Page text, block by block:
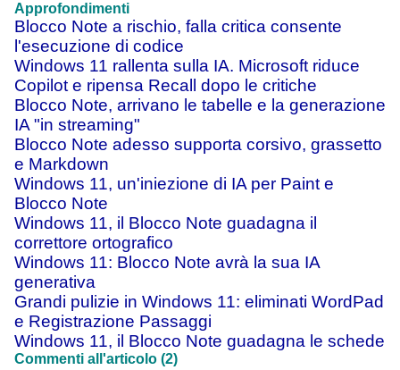
Approfondimenti
Blocco Note a rischio, falla critica consente
l'esecuzione di codice
Windows 11 rallenta sulla IA. Microsoft riduce
Copilot e ripensa Recall dopo le critiche
Blocco Note, arrivano le tabelle e la generazione
IA "in streaming"
Blocco Note adesso supporta corsivo, grassetto
e Markdown
Windows 11, un'iniezione di IA per Paint e
Blocco Note
Windows 11, il Blocco Note guadagna il
correttore ortografico
Windows 11: Blocco Note avrà la sua IA
generativa
Grandi pulizie in Windows 11: eliminati WordPad
e Registrazione Passaggi
Windows 11, il Blocco Note guadagna le schede
Commenti all'articolo (2)